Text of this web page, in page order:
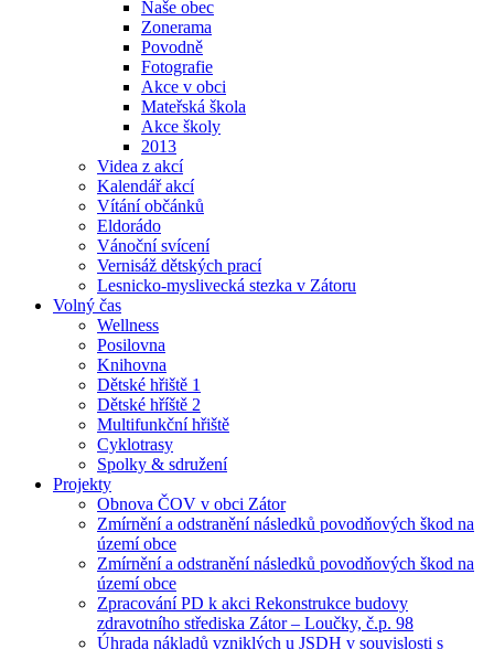
Naše obec
Zonerama
Povodně
Fotografie
Akce v obci
Mateřská škola
Akce školy
2013
Videa z akcí
Kalendář akcí
Vítání občánků
Eldorádo
Vánoční svícení
Vernisáž dětských prací
Lesnicko-myslivecká stezka v Zátoru
Volný čas
Wellness
Posilovna
Knihovna
Dětské hřiště 1
Dětské hříště 2
Multifunkční hřiště
Cyklotrasy
Spolky & sdružení
Projekty
Obnova ČOV v obci Zátor
Zmírnění a odstranění následků povodňových škod na
území obce
Zmírnění a odstranění následků povodňových škod na
území obce
Zpracování PD k akci Rekonstrukce budovy
zdravotního střediska Zátor – Loučky, č.p. 98
Úhrada nákladů vzniklých u JSDH v souvislosti s